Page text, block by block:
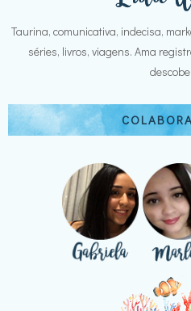
Taurina, comunicativa, indecisa,
séries, livros, viagens. Ama